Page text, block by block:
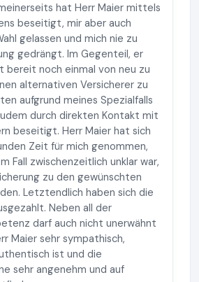
hat Herr Maier mittels
beseitigt, mir aber auch
gelassen und mich nie zu
gedrängt. Im Gegenteil, er
bereit noch einmal von neu zu
alternativen Versicherer zu
aufgrund meines Spezialfalls
durch direkten Kontakt mit
beseitigt. Herr Maier hat sich
Zeit für mich genommen,
Fall zwischenzeitlich unklar war,
zu den gewünschten
Letztendlich haben sich die
Neben all der
darf auch nicht unerwähnt
Maier sehr sympathisch,
ist und die
sehr angenehm und auf